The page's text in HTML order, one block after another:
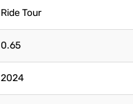
Ride Tour
0.65
2024